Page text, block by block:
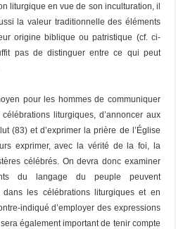
liturgique en vue de son inculturation, il
la valeur traditionnelle des éléments
origine biblique ou patristique (cf. ci-
pas de distinguer entre ce qui peut
pour les hommes de communiquer
liturgiques, d’annoncer aux
(83) et d’exprimer la prière de l’Église
exprimer, avec la vérité de la foi, la
célébrés. On devra donc examiner
du langage du peuple peuvent
dans les célébrations liturgiques et en
indiqué d’employer des expressions
également important de tenir compte